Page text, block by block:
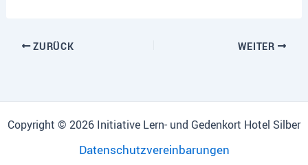
ZURÜCK WEITER
Copyright © 2026 Initiative Lern- und Gedenkort Hotel Silber
Datenschutzvereinbarungen